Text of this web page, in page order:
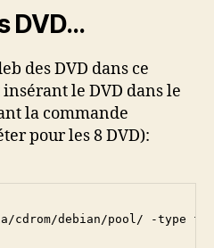
DVD…
des DVD dans ce
le DVD dans le
la commande
pour les 8 DVD):
cdrom/debian/pool/ -type